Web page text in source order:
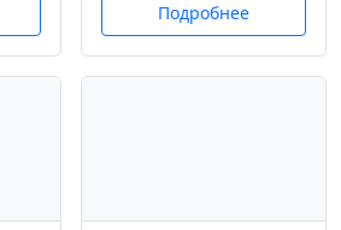
Подробнее